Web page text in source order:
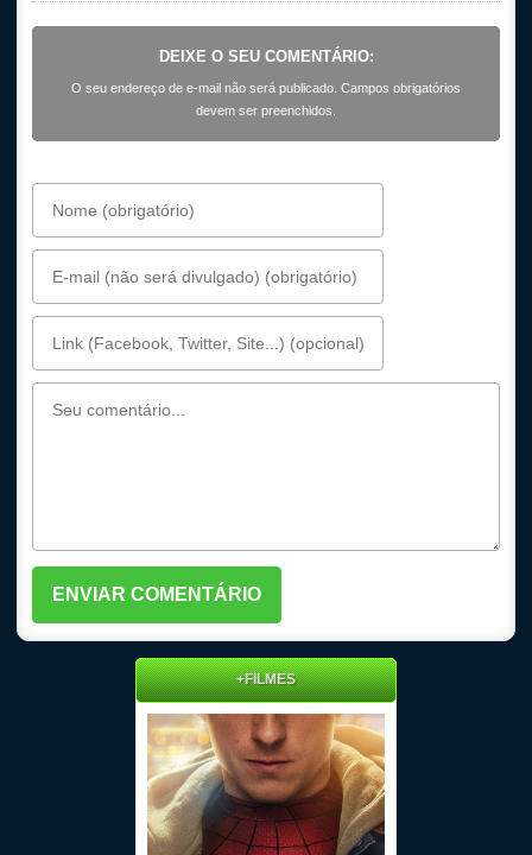
DEIXE O SEU COMENTÁRIO:
O seu endereço de e-mail não será publicado. Campos obrigatórios
devem ser preenchidos.
+FILMES